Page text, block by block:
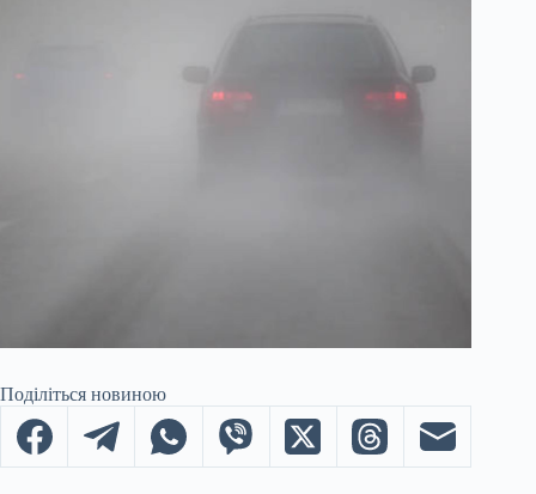
Поділіться новиною